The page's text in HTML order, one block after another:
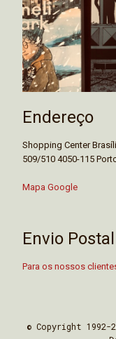
Endereço
Shopping Center
509/510 4050-115
Mapa Google
Envio Postal
Para os nossos
© Copyright 1992-